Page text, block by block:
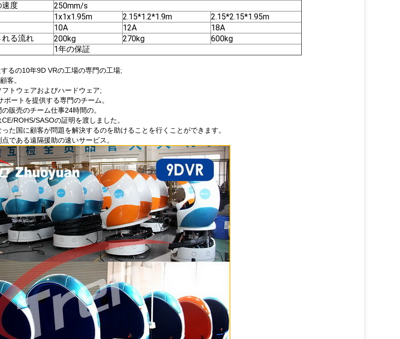
速度
250mm/s
1x1x1.95m 2.15*1.2*1.9m
2.15*2.15*1.95m
10A 12A
18A
れる流れ
200kg 270kg
600kg
1年の保証
るの10年9D VRの工場の専門の工場;
客。
トウェアおよびハードウェア;
ートを提供する専門のチーム。
販売のチーム仕事24時間の。
ROHS/SASOの証明を渡しました。
た国に顧客が問題を解決するのを助けることを行くことができます。
である遠隔援助の速いサービス。